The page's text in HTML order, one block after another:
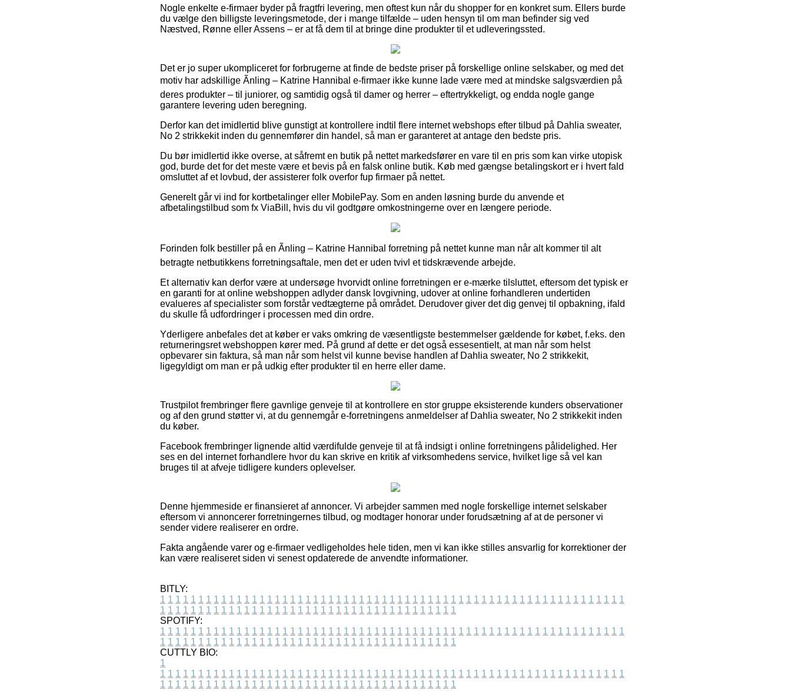
Nogle enkelte e-firmaer byder på fragtfri levering, men oftest kun når du shopper for en konkret sum. Ellers burde
du vælge den billigste leveringsmetode, der i mange tilfælde – uden hensyn til om man befinder sig ved
Næstved, Rønne eller Assens – er at få dem til at bringe dine produkter til et udleveringssted.
Det er jo super ukompliceret for forbrugerne at finde de bedste priser på forskellige online selskaber, og med det
motiv har adskillige Ãnling – Katrine Hannibal e-firmaer ikke kunne lade være med at mindske salgsværdien på
deres produkter – til juniorer, og samtidig også til damer og herrer – eftertrykkeligt, og endda nogle gange
garantere levering uden beregning.
Derfor kan det imidlertid blive gunstigt at kontrollere indtil flere internet webshops efter tilbud på Dahlia sweater,
No 2 strikkekit inden du gennemfører din handel, så man er garanteret at antage den bedste pris.
Du bør imidlertid ikke overse, at såfremt en butik på nettet markedsfører en vare til en pris som kan virke utopisk
god, burde det for det meste være et bevis på en falsk online butik. Køb med gængse betalingskort er i hvert fald
omsluttet af et lovbud, der assisterer folk overfor fup firmaer på nettet.
Generelt går vi ind for kortbetalinger eller MobilePay. Som en anden løsning burde du anvende et
afbetalingstilbud som fx ViaBill, hvis du vil godtgøre omkostningerne over en længere periode.
Forinden folk bestiller på en Ãnling – Katrine Hannibal forretning på nettet kunne man når alt kommer til alt
betragte netbutikkens forretningsaftale, men det er uden tvivl et tidskrævende arbejde.
Et alternativ kan derfor være at undersøge hvorvidt online forretningen er e-mærke tilsluttet, eftersom det typisk er
en garanti for at online webshoppen adlyder dansk lovgivning, udover at online forhandleren undertiden
evalueres af specialister som forstår vedtægterne på området. Derudover giver det dig genvej til opbakning, ifald
du skulle få udfordringer i processen med din ordre.
Yderligere anbefales det at køber er vaks omkring de væsentligste bestemmelser gældende for købet, f.eks. den
returneringsret webshoppen kører med. På grund af dette er det også essesentielt, at man når som helst
opbevarer sin faktura, så man når som helst vil kunne bevise handlen af Dahlia sweater, No 2 strikkekit,
ligegyldigt om man er på udkig efter produkter til en herre eller dame.
Trustpilot frembringer flere gavnlige genveje til at kontrollere en stor gruppe eksisterende kunders observationer
og af den grund støtter vi, at du gennemgår e-forretningens anmeldelser af Dahlia sweater, No 2 strikkekit inden
du køber.
Facebook frembringer lignende altid værdifulde genveje til at få indsigt i online forretningens pålidelighed. Her
ses en del internet forhandlere hvor du kan skrive en kritik af virksomhedens service, hvilket lige så vel kan
bruges til at afveje tidligere kunders oplevelser.
Denne hjemmeside er finansieret af annoncer. Vi arbejder sammen med nogle forskellige internet selskaber
eftersom vi annoncerer forretningernes tilbud, og modtager honorar under forudsætning af at de personer vi
sender videre realiserer en ordre.
Fakta angående varer og e-firmaer vedligeholdes hele tiden, men vi kan ikke stilles ansvarlig for korrektioner der
kan være realiseret siden vi senest opdaterede de anvendte informationer.
BITLY:
1 1 1 1 1 1 1 1 1 1 1 1 1 1 1 1 1 1 1 1 1 1 1 1 1 1 1 1 1 1 1 1 1 1 1 1 1 1 1 1 1 1 1 1 1 1 1 1 1 1 1 1 1 1 1 1 1 1 1 1 1
1 1 1 1 1 1 1 1 1 1 1 1 1 1 1 1 1 1 1 1 1 1 1 1 1 1 1 1 1 1 1 1 1 1 1 1 1 1 1
SPOTIFY:
1 1 1 1 1 1 1 1 1 1 1 1 1 1 1 1 1 1 1 1 1 1 1 1 1 1 1 1 1 1 1 1 1 1 1 1 1 1 1 1 1 1 1 1 1 1 1 1 1 1 1 1 1 1 1 1 1 1 1 1 1
1 1 1 1 1 1 1 1 1 1 1 1 1 1 1 1 1 1 1 1 1 1 1 1 1 1 1 1 1 1 1 1 1 1 1 1 1 1 1
CUTTLY BIO:
1
1 1 1 1 1 1 1 1 1 1 1 1 1 1 1 1 1 1 1 1 1 1 1 1 1 1 1 1 1 1 1 1 1 1 1 1 1 1 1 1 1 1 1 1 1 1 1 1 1 1 1 1 1 1 1 1 1 1 1 1 1
1 1 1 1 1 1 1 1 1 1 1 1 1 1 1 1 1 1 1 1 1 1 1 1 1 1 1 1 1 1 1 1 1 1 1 1 1 1 1